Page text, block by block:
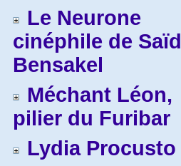
Le Neurone
cinéphile de Saïd
Bensakel
Méchant Léon,
pilier du Furibar
Lydia Procusto